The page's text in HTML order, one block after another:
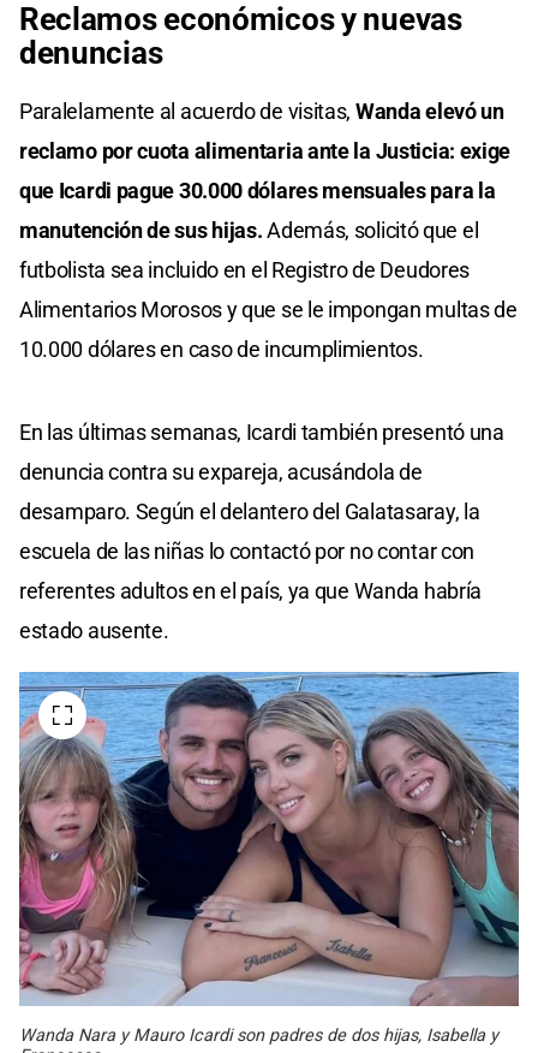
Reclamos económicos y nuevas
denuncias
Paralelamente al acuerdo de visitas, Wanda elevó un
reclamo por cuota alimentaria ante la Justicia: exige
que Icardi pague 30.000 dólares mensuales para la
manutención de sus hijas.Además, solicitó que el
futbolista sea incluido en el Registro de Deudores
Alimentarios Morosos y que se le impongan multas de
10.000 dólares en caso de incumplimientos.
En las últimas semanas, Icardi también presentó una
denuncia contra su expareja, acusándola de
desamparo. Según el delantero del Galatasaray, la
escuela de las niñas lo contactó por no contar con
referentes adultos en el país, ya que Wanda habría
estado ausente.
Wanda Nara y Mauro Icardi son padres de dos hijas, Isabella y